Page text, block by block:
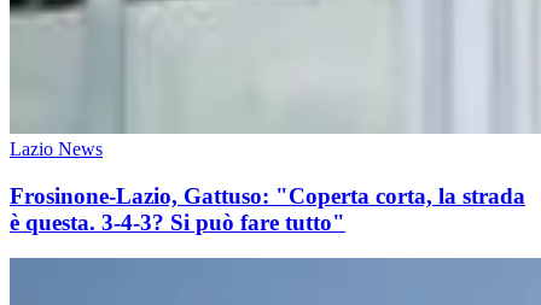
Lazio News
Frosinone-Lazio, Gattuso: "Coperta corta, la strada
è questa. 3-4-3? Si può fare tutto"